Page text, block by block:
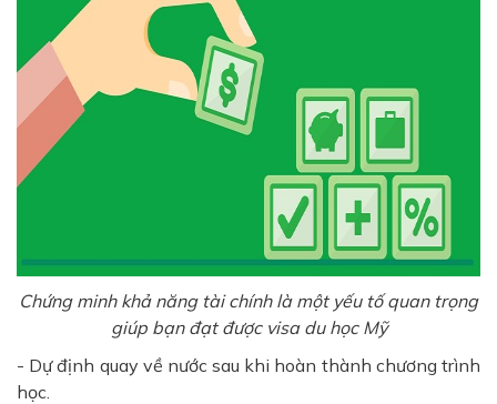
Chứng minh khả năng tài chính là một yếu tố quan trọng
giúp bạn đạt được visa du học Mỹ
- Dự định quay về nước sau khi hoàn thành chương trình
học.